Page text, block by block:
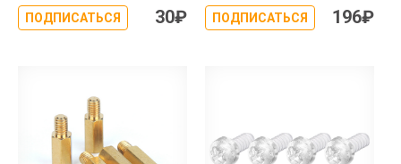
ПОДПИСАТЬСЯ 30₽ ПОДПИСАТЬСЯ 196₽